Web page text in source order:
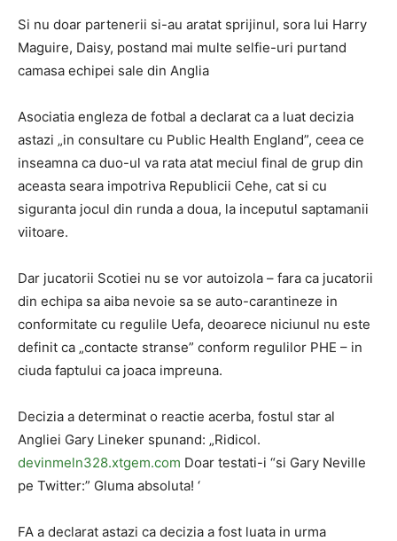
Si nu doar partenerii si-au aratat sprijinul, sora lui Harry
Maguire, Daisy, postand mai multe selfie-uri purtand
camasa echipei sale din Anglia
Asociatia engleza de fotbal a declarat ca a luat decizia
astazi „in consultare cu Public Health England”, ceea ce
inseamna ca duo-ul va rata atat meciul final de grup din
aceasta seara impotriva Republicii Cehe, cat si cu
siguranta jocul din runda a doua, la inceputul saptamanii
viitoare.
Dar jucatorii Scotiei nu se vor autoizola – fara ca jucatorii
din echipa sa aiba nevoie sa se auto-carantineze in
conformitate cu regulile Uefa, deoarece niciunul nu este
definit ca „contacte stranse” conform regulilor PHE – in
ciuda faptului ca joaca impreuna.
Decizia a determinat o reactie acerba, fostul star al
Angliei Gary Lineker spunand: „Ridicol.
devinmeln328.xtgem.com Doar testati-i “si Gary Neville
pe Twitter:” Gluma absoluta! ‘
FA a declarat astazi ca decizia a fost luata in urma